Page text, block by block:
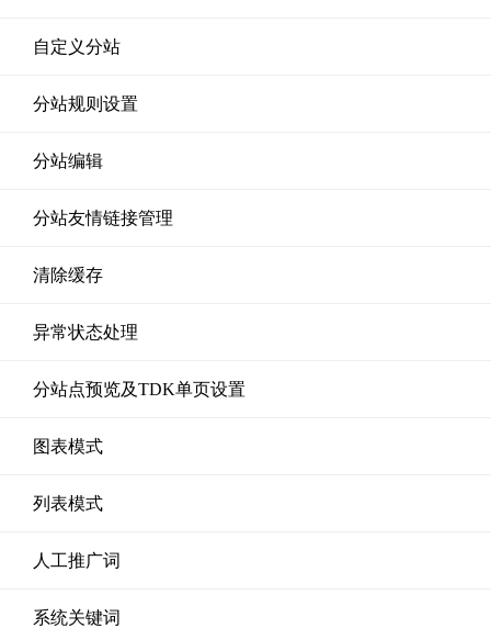
自定义分站
分站规则设置
分站编辑
分站友情链接管理
清除缓存
异常状态处理
分站点预览及TDK单页设置
图表模式
列表模式
人工推广词
系统关键词